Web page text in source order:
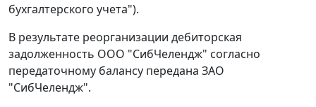
бухгалтерского учета").
В результате реорганизации дебиторская
задолженность ООО "СибЧелендж" согласно
передаточному балансу передана ЗАО
"СибЧелендж".